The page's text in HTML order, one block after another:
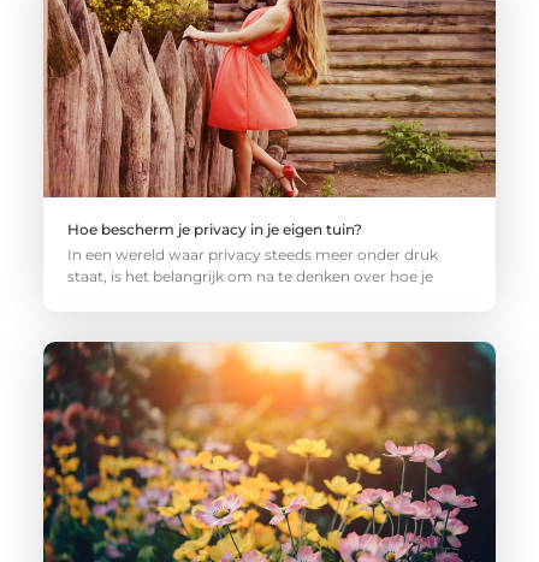
Hoe bescherm je privacy in je eigen tuin?
In een wereld waar privacy steeds meer onder druk
staat, is het belangrijk om na te denken over hoe je